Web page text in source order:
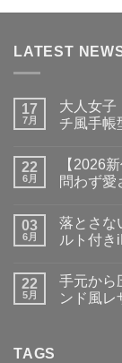
LATEST
17
7月
大人女子
チ風手帳
子・
メ
に
大
人
ル
イ
ヴ
ト
は
あ
り
ま
22
6月
【2026
問わず愛
作】
ペ
ア
フ
ト
に
ン
ト
は
あ
り
ま
03
6月
落とさな
ルト付き
さ
な
い
ン
ト
は
22
5月
手元から
ンド風レ
TAGS